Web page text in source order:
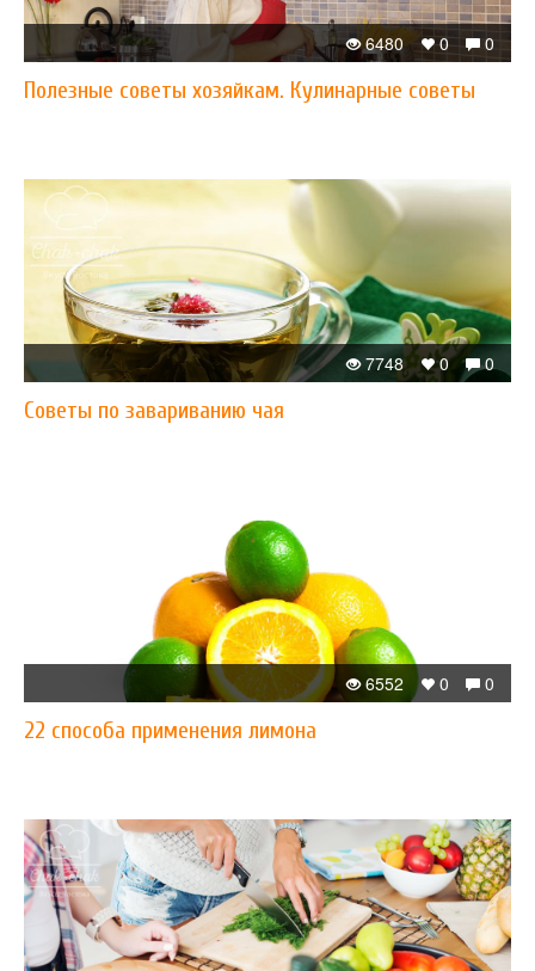
0
0
6480
Полезные советы хозяйкам. Кулинарные советы
0
0
7748
Советы по завариванию чая
0
0
6552
22 способа применения лимона